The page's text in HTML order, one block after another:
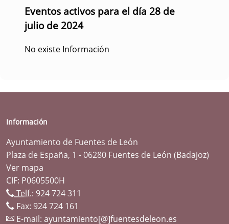
Eventos activos para el día 28 de
julio de 2024
No existe Información
Información
Ayuntamiento de Fuentes de León
Plaza de España, 1 - 06280 Fuentes de León (Badajoz)
Ver mapa
CIF: P0605500H
Telf.: 924 724 311
Fax: 924 724 161
E-mail: ayuntamiento[@]fuentesdeleon.es